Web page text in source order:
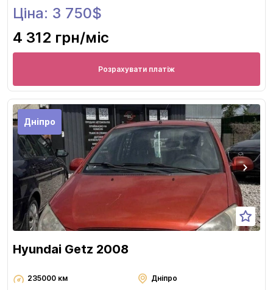
Ціна: 3 750$
4 312 грн/міс
Розрахувати платіж
Дніпро
Hyundai Getz 2008
235000 км
Дніпро